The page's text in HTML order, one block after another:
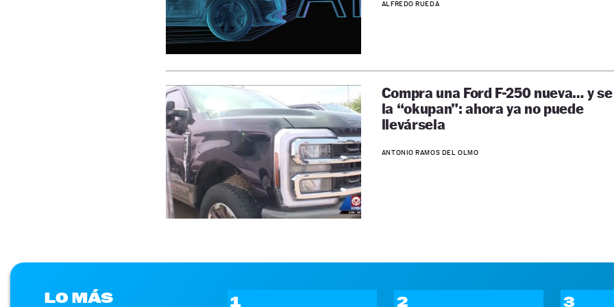
ALFREDO RUEDA
Compra una Ford F-250 nueva… y se
la “okupan”: ahora ya no puede
llevársela
ANTONIO RAMOS DEL OLMO
LO MÁS
1 2 3